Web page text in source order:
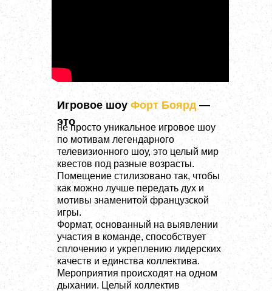
Игровое шоу Форт Боярд —
это
не просто уникальное игровое шоу
по мотивам легендарного
телевизионного шоу, это целый мир
квестов под разные возрасты.
Помещение стилизовано так, чтобы
как можно лучше передать дух и
мотивы знаменитой французской
игры.
Формат, основанный на выявлении
участия в команде, способствует
сплочению и укреплению лидерских
качеств и единства коллектива.
Мероприятия происходят на одном
дыхании. Целый коллектив